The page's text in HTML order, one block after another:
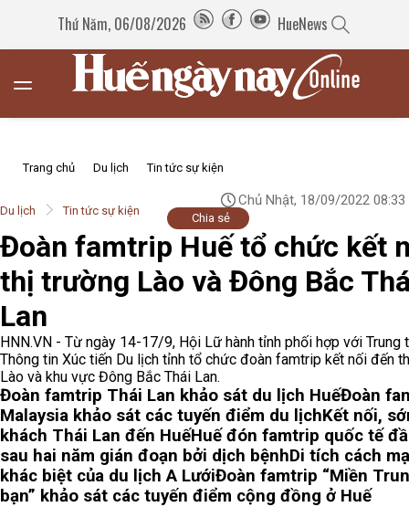
Thứ Năm, 06/08/2026 HueNews
Trang chủ Du lịch Tin tức sự kiện
Du lịch Tin tức sự kiện
Chủ Nhật, 18/09/2022 08:33
Chia sẻ
Đoàn famtrip Huế tổ chức kết
thị trường Lào và Đông Bắc
Lan
HNN.VN - Từ ngày 14-17/9, Hội Lữ hành tỉnh phối hợp với Trung
Thông tin Xúc tiến Du lịch tỉnh tổ chức đoàn famtrip kết nối đến
Lào và khu vực Đông Bắc Thái Lan.
Đoàn famtrip Thái Lan khảo sát du lịch HuếĐoàn
Malaysia khảo sát các tuyến điểm du lịchKết nối,
khách Thái Lan đến HuếHuế đón famtrip quốc tế
sau hai năm gián đoạn bởi dịch bệnhDi tích cách
khác biệt của du lịch A LướiĐoàn famtrip “Miền
bạn” khảo sát các tuyến điểm cộng đồng ở Huế